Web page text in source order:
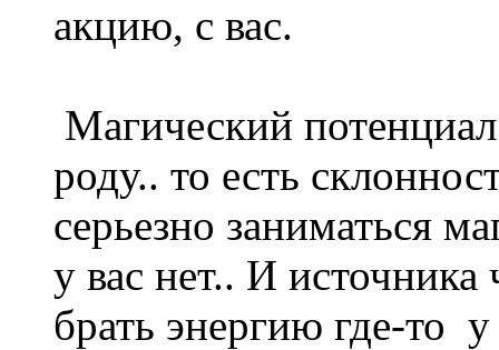
акцию, с вас.
Магический
роду.. то есть
серьезно заниматься
у вас нет.. И источника
брать энергию где-то у